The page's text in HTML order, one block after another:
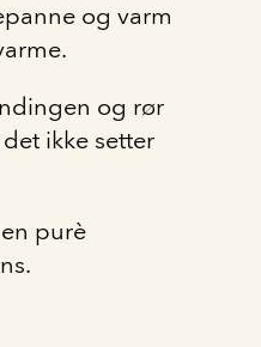
og varm
og rør
ikke setter
purè